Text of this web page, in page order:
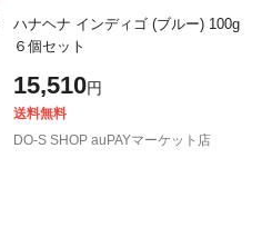
ハナヘナ インディゴ (ブルー) 100g
６個セット
15,510円
送料無料
DO-S SHOP auPAYマーケット店